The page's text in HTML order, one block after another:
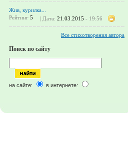
Жив, курилка...
Рейтинг 5 | Дата: 21.03.2015 - 19:56
Все стихотворения автора
Поиск по сайту
на сайте: в интернете: